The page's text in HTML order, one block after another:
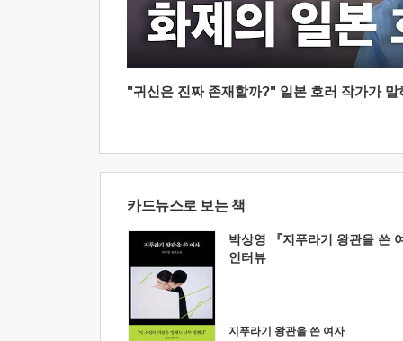
"귀신은 진짜 존재할까?" 일본 호러 작가가
카드뉴스로 보는 책
박상영 『지푸라기 왕관을 쓴
인터뷰
지푸라기 왕관을 쓴 여자